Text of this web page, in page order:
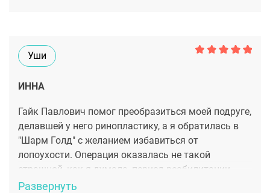
Уши
ИННА
Гайк Павлович помог преобразиться моей подруге,
делавшей у него ринопластику, а я обратилась в
"Шарм Голд" с желанием избавиться от
лопоухости. Операция оказалась не такой
страшной, как я думала, период реабилитации
также прошел без проблем. Теперь я могу
Развернуть